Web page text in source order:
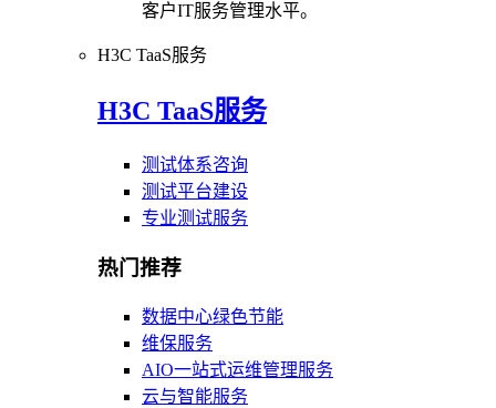
客户IT服务管理水平。
H3C TaaS服务
H3C TaaS服务
测试体系咨询
测试平台建设
专业测试服务
热门推荐
数据中心绿色节能
维保服务
AIO一站式运维管理服务
云与智能服务